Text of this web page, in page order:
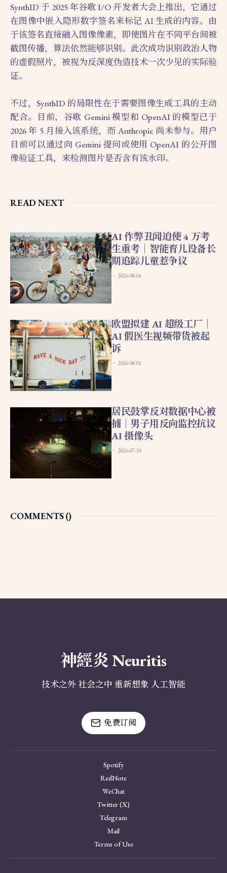
SynthID 于 2025 年谷歌 I/O 开发者大会上推出，它通过
在图像中嵌入隐形数字签名来标记 AI 生成的内容。由
于该签名直接融入图像像素，即使图片在不同平台间被
截图传播，算法依然能够识别。此次成功识别政治人物
的虚假照片，被视为反深度伪造技术一次少见的实际验
证。
不过，SynthID 的局限性在于需要图像生成工具的主动
配合。目前，谷歌 Gemini 模型和 OpenAI 的模型已于
2026 年 5 月接入该系统，而 Anthropic 尚未参与。用户
目前可以通过向 Gemini 提问或使用 OpenAI 的公开图
像验证工具，来检测图片是否含有该水印。
READ NEXT
AI 作弊丑闻迫使 4 万考
生重考｜智能育儿设备长
期追踪儿童惹争议
2026-08-04
欧盟拟建 AI 超级工厂｜
AI 假医生视频带货被起
诉
2026-08-01
居民鼓掌反对数据中心被
捕｜男子用反向监控抗议
AI 摄像头
2026-07-30
COMMENTS ()
神經炎 Neuritis
技术之外 社会之中 重新想象 人工智能
免费订阅
Spotify
RedNote
WeChat
Twitter (X)
Telegram
Mail
Terms of Use